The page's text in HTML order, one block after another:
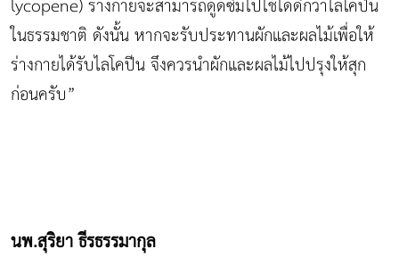
lycopene) ร่างกายจะสามารถดูดซึมไปใช้ได้ดีกว่าไลโคปีน
ในธรรมชาติ ดังนั้น หากจะรับประทานผักและผลไม้เพื่อให้
ร่างกายได้รับไลโคปีน จึงควรนำผักและผลไม้ไปปรุงให้สุก
ก่อนครับ”
นพ.สุริยา ธีรธรรมากุล